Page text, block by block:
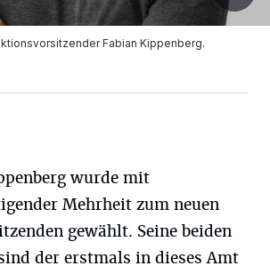
Fabian Kippenberg.
wurde mit
Mehrheit zum neuen
gewählt. Seine beiden
der erstmals in dieses Amt